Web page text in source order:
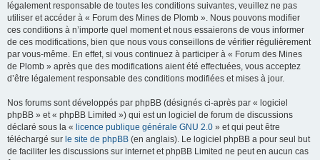
légalement responsable de toutes les conditions suivantes, veuillez ne pas
utiliser et accéder à « Forum des Mines de Plomb ». Nous pouvons modifier
ces conditions à n’importe quel moment et nous essaierons de vous informer
de ces modifications, bien que nous vous conseillons de vérifier régulièrement
par vous-même. En effet, si vous continuez à participer à « Forum des Mines
de Plomb » après que des modifications aient été effectuées, vous acceptez
d’être légalement responsable des conditions modifiées et mises à jour.
Nos forums sont développés par phpBB (désignés ci-après par « logiciel
phpBB » et « phpBB Limited ») qui est un logiciel de forum de discussions
déclaré sous la « licence publique générale GNU 2.0 » et qui peut être
téléchargé sur le site de phpBB (en anglais). Le logiciel phpBB a pour seul but
de faciliter les discussions sur internet et phpBB Limited ne peut en aucun cas